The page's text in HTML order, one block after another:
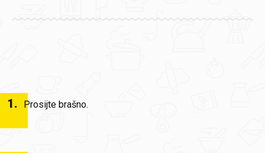
1. Prosijte brašno.